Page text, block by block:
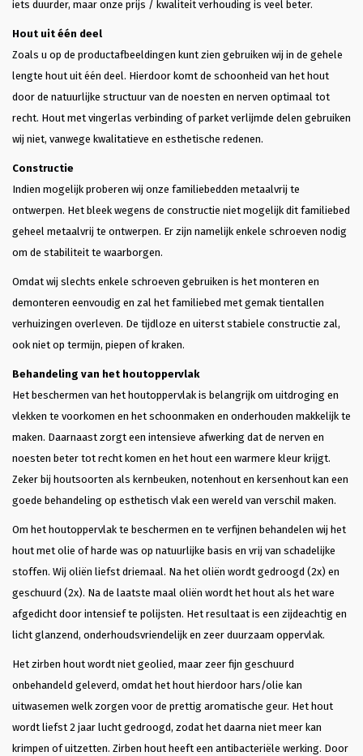
iets duurder, maar onze prijs / kwaliteit verhouding is veel beter.
Hout uit één deel
Zoals u op de productafbeeldingen kunt zien gebruiken wij in de gehele
lengte hout uit één deel. Hierdoor komt de schoonheid van het hout
door de natuurlijke structuur van de noesten en nerven optimaal tot
recht. Hout met vingerlas verbinding of parket verlijmde delen gebruiken
wij niet, vanwege kwalitatieve en esthetische redenen.
Constructie
Indien mogelijk proberen wij onze familiebedden metaalvrij te
ontwerpen. Het bleek wegens de constructie niet mogelijk dit familiebed
geheel metaalvrij te ontwerpen. Er zijn namelijk enkele schroeven nodig
om de stabiliteit te waarborgen.
Omdat wij slechts enkele schroeven gebruiken is het monteren en
demonteren eenvoudig en zal het familiebed met gemak tientallen
verhuizingen overleven. De tijdloze en uiterst stabiele constructie zal,
ook niet op termijn, piepen of kraken.
Behandeling van het houtoppervlak
Het beschermen van het houtoppervlak is belangrijk om uitdroging en
vlekken te voorkomen en het schoonmaken en onderhouden makkelijk te
maken. Daarnaast zorgt een intensieve afwerking dat de nerven en
noesten beter tot recht komen en het hout een warmere kleur krijgt.
Zeker bij houtsoorten als kernbeuken, notenhout en kersenhout kan een
goede behandeling op esthetisch vlak een wereld van verschil maken.
Om het houtoppervlak te beschermen en te verfijnen behandelen wij het
hout met olie of harde was op natuurlijke basis en vrij van schadelijke
stoffen. Wij oliën liefst driemaal. Na het oliën wordt gedroogd (2x) en
geschuurd (2x). Na de laatste maal oliën wordt het hout als het ware
afgedicht door intensief te polijsten. Het resultaat is een zijdeachtig en
licht glanzend, onderhoudsvriendelijk en zeer duurzaam oppervlak.
Het zirben hout wordt niet geolied, maar zeer fijn geschuurd
onbehandeld geleverd, omdat het hout hierdoor hars/olie kan
uitwasemen welk zorgen voor de prettig aromatische geur. Het hout
wordt liefst 2 jaar lucht gedroogd, zodat het daarna niet meer kan
krimpen of uitzetten. Zirben hout heeft een antibacteriële werking. Door